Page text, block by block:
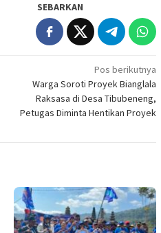
SEBARKAN
Pos berikutnya
Warga Soroti Proyek Bianglala
Raksasa di Desa Tibubeneng,
Petugas Diminta Hentikan Proyek